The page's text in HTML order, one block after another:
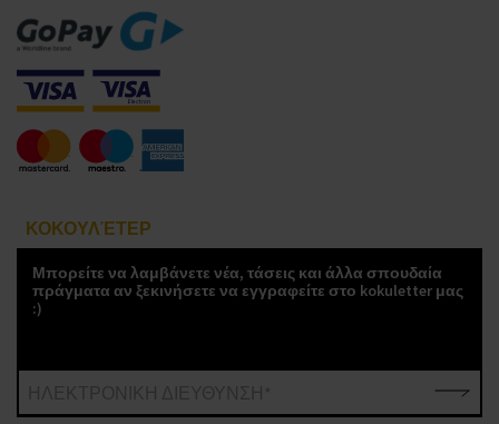
ΚΟΚΟΥΛΈΤΕΡ
Μπορείτε να λαμβάνετε νέα, τάσεις και άλλα σπουδαία
πράγματα αν ξεκινήσετε να εγγραφείτε στο kokuletter μας
:)